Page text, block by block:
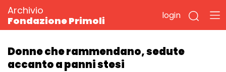
Archivio
Fondazione Primoli
login
Donne che rammendano, sedute
accanto a panni stesi